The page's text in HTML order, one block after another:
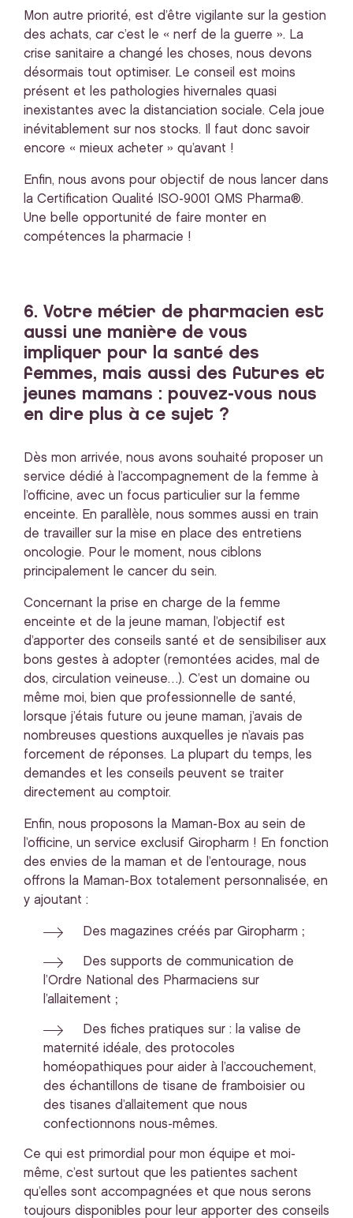
Mon autre priorité, est d’être vigilante sur la gestion
des achats, car c’est le « nerf de la guerre ». La
crise sanitaire a changé les choses, nous devons
désormais tout optimiser. Le conseil est moins
présent et les pathologies hivernales quasi
inexistantes avec la distanciation sociale. Cela joue
inévitablement sur nos stocks. Il faut donc savoir
encore « mieux acheter » qu’avant !
Enfin, nous avons pour objectif de nous lancer dans
la Certification Qualité ISO-9001 QMS Pharma®.
Une belle opportunité de faire monter en
compétences la pharmacie !
6. Votre métier de pharmacien est
aussi une manière de vous
impliquer pour la santé des
femmes, mais aussi des futures et
jeunes mamans : pouvez-vous nous
en dire plus à ce sujet ?
Dès mon arrivée, nous avons souhaité proposer un
service dédié à l’accompagnement de la femme à
l’officine, avec un focus particulier sur la femme
enceinte. En parallèle, nous sommes aussi en train
de travailler sur la mise en place des entretiens
oncologie. Pour le moment, nous ciblons
principalement le cancer du sein.
Concernant la prise en charge de la femme
enceinte et de la jeune maman, l’objectif est
d’apporter des conseils santé et de sensibiliser aux
bons gestes à adopter (remontées acides, mal de
dos, circulation veineuse…). C’est un domaine ou
même moi, bien que professionnelle de santé,
lorsque j’étais future ou jeune maman, j’avais de
nombreuses questions auxquelles je n’avais pas
forcement de réponses. La plupart du temps, les
demandes et les conseils peuvent se traiter
directement au comptoir.
Enfin, nous proposons la Maman-Box au sein de
l’officine, un service exclusif Giropharm ! En fonction
des envies de la maman et de l’entourage, nous
offrons la Maman-Box totalement personnalisée, en
y ajoutant :
Des magazines créés par Giropharm ;
Des supports de communication de
l’Ordre National des Pharmaciens sur
l’allaitement ;
Des fiches pratiques sur : la valise de
maternité idéale, des protocoles
homéopathiques pour aider à l’accouchement,
des échantillons de tisane de framboisier ou
des tisanes d’allaitement que nous
confectionnons nous-mêmes.
Ce qui est primordial pour mon équipe et moi-
même, c’est surtout que les patientes sachent
qu’elles sont accompagnées et que nous serons
toujours disponibles pour leur apporter des conseils